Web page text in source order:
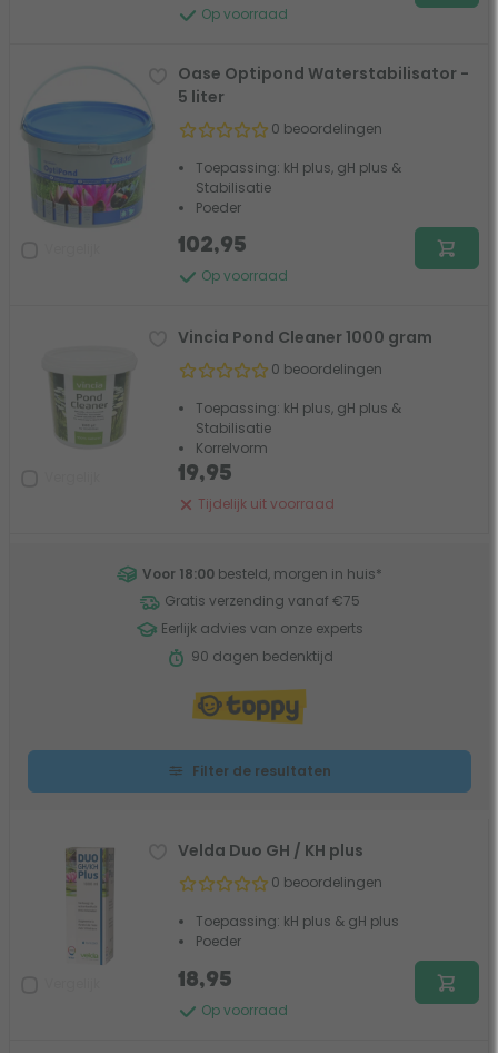
Op voorraad
Oase Optipond Waterstabilisator -
5 liter
0 beoordelingen
Toepassing: kH plus, gH plus &
Stabilisatie
Poeder
Op voorraad
102,95
Vincia Pond Cleaner 1000 gram
0 beoordelingen
Toepassing: kH plus, gH plus &
Stabilisatie
Korrelvorm
Tijdelijk uit voorraad
19,95
Voor 18:00 besteld, morgen in huis*
Gratis verzending vanaf €75
Eerlijk advies van onze experts
90 dagen bedenktijd
Filter de resultaten
Velda Duo GH / KH plus
0 beoordelingen
Toepassing: kH plus & gH plus
Poeder
Op voorraad
18,95